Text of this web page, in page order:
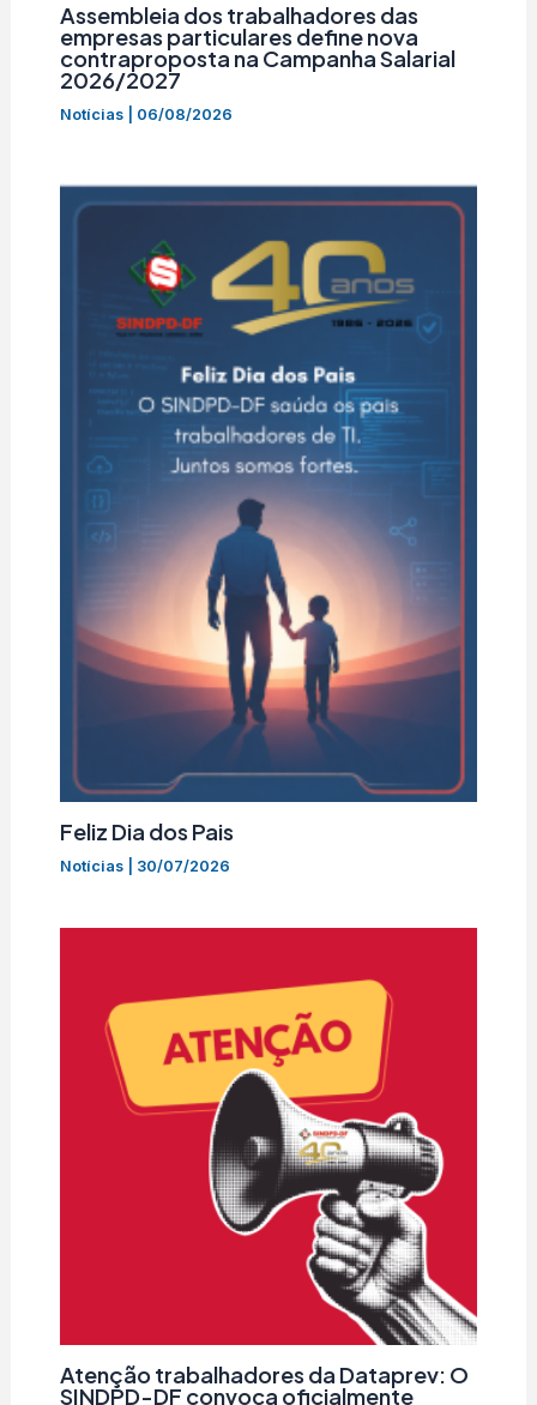
Assembleia dos trabalhadores das
empresas particulares define nova
contraproposta na Campanha Salarial
2026/2027
Notícias| 06/08/2026
Feliz Dia dos Pais
Notícias| 30/07/2026
Atenção trabalhadores da Dataprev: O
SINDPD-DF convoca oficialmente